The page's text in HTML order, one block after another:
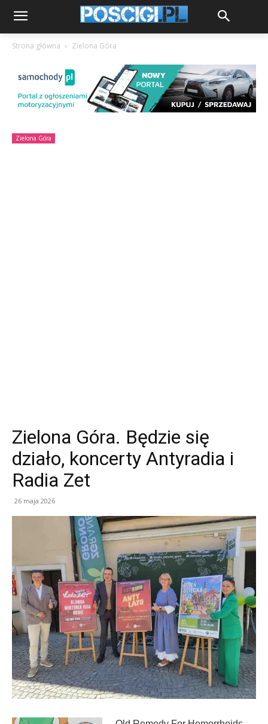
Strona główna Zielona Góra
Zielona Góra
Zielona Góra. Będzie się
działo, koncerty Antyradia i
Radia Zet
26 maja 2026